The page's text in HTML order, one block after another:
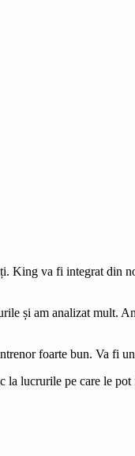
va fi integrat din
și am analizat mult.
foarte bun. Va fi
lucrurile pe care le